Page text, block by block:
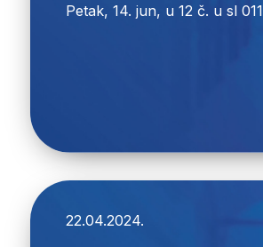
Petak, 14. jun, u 12 č. u sl 011
22.04.2024.